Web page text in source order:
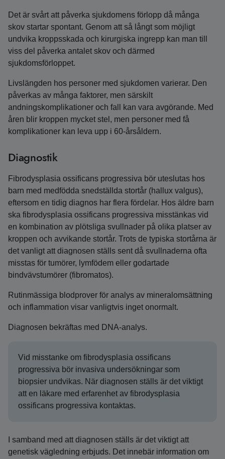
Det är svårt att påverka sjukdomens förlopp då många
skov startar spontant. Genom att så långt som möjligt
undvika kroppsskada och kirurgiska ingrepp kan man till
viss del påverka antalet skov och därmed
sjukdomsförloppet.
Livslängden hos personer med sjukdomen varierar. Den
påverkas av många faktorer, men särskilt
andningskomplikationer och fall kan vara avgörande. Med
åren blir kroppen mycket stel, men personer med få
komplikationer kan leva upp i 60-årsåldern.
Diagnostik
Fibrodysplasia ossificans progressiva bör uteslutas hos
barn med medfödda snedställda stortår (hallux valgus),
eftersom en tidig diagnos har flera fördelar. Hos äldre barn
ska fibrodysplasia ossificans progressiva misstänkas vid
en kombination av plötsliga svullnader på olika platser av
kroppen och avvikande stortår. Trots de typiska stortårna är
det vanligt att diagnosen ställs sent då svullnaderna ofta
misstas för tumörer, lymfödem eller godartade
bindvävstumörer (fibromatos).
Rutinmässiga blodprover för analys av mineralomsättning
och inflammation visar vanligtvis inget onormalt.
Diagnosen bekräftas med DNA-analys.
Vid misstanke om fibrodysplasia ossificans
progressiva bör invasiva undersökningar som
biopsier undvikas. När diagnosen ställs är det viktigt
att en läkare med erfarenhet av fibrodysplasia
ossificans progressiva kontaktas.
I samband med att diagnosen ställs är det viktigt att
genetisk vägledning erbjuds. Det innebär information om